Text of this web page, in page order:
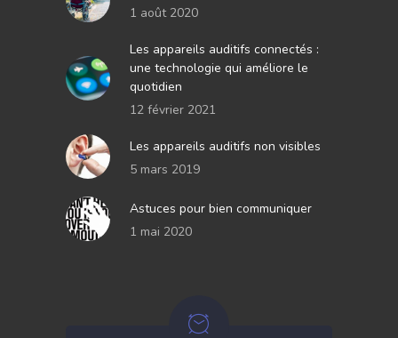
1 août 2020
Les appareils auditifs connectés :
une technologie qui améliore le
quotidien
12 février 2021
Les appareils auditifs non visibles
5 mars 2019
Astuces pour bien communiquer
1 mai 2020